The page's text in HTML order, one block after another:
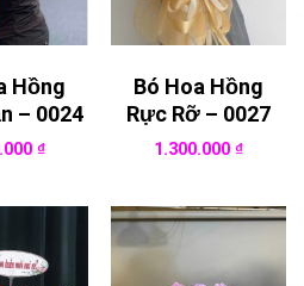
Hồng
– 0024
₫
Bó Hoa Hồng
Rực Rỡ – 0027
1.300.000 ₫